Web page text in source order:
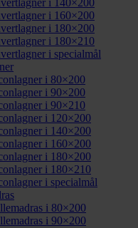
i 160×200
i 180×200
i 180×210
i specialmål
i 80×200
i 90×200
i 90×210
i 120×200
i 140×200
i 160×200
i 180×200
i 180×210
i specialmål
i 80×200
i 90×200